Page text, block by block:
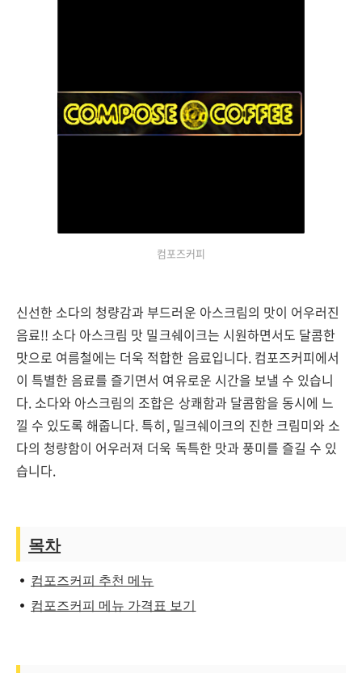
컴포즈커피
신선한 소다의 청량감과 부드러운 아스크림의 맛이 어우러진
음료!! 소다 아스크림 맛 밀크쉐이크는 시원하면서도 달콤한
맛으로 여름철에는 더욱 적합한 음료입니다. 컴포즈커피에서
이 특별한 음료를 즐기면서 여유로운 시간을 보낼 수 있습니
다. 소다와 아스크림의 조합은 상쾌함과 달콤함을 동시에 느
낄 수 있도록 해줍니다. 특히, 밀크쉐이크의 진한 크림미와 소
다의 청량함이 어우러져 더욱 독특한 맛과 풍미를 즐길 수 있
습니다.
목차
컴포즈커피 추천 메뉴
컴포즈커피 메뉴 가격표 보기